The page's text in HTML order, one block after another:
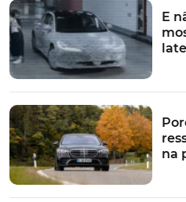
condicionado 3 zonas e
as sensações dos ocupantes
carrinha com quase 4,8
metros de distância entre
de todas as características
A começar, desde logo, num
podem ser rebatidas na
disparar acapacidade de
E
na